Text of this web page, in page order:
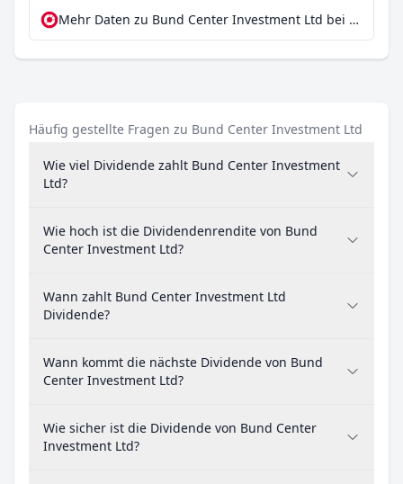
Mehr Daten zu Bund Center Investment Ltd bei extraETF
Häufig gestellte Fragen zu Bund Center Investment Ltd
Wie viel Dividende zahlt Bund Center Investment
Ltd?
Wie hoch ist die Dividendenrendite von Bund
Center Investment Ltd?
Wann zahlt Bund Center Investment Ltd
Dividende?
Wann kommt die nächste Dividende von Bund
Center Investment Ltd?
Wie sicher ist die Dividende von Bund Center
Investment Ltd?